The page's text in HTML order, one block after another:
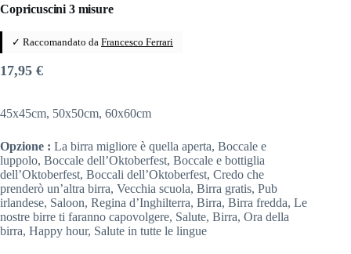
Copricuscini 3 misure
✓ Raccomandato da Francesco Ferrari
17,95 €
45x45cm, 50x50cm, 60x60cm
Opzione : La birra migliore è quella aperta, Boccale e
luppolo, Boccale dell’Oktoberfest, Boccale e bottiglia
dell’Oktoberfest, Boccali dell’Oktoberfest, Credo che
prenderò un’altra birra, Vecchia scuola, Birra gratis, Pub
irlandese, Saloon, Regina d’Inghilterra, Birra, Birra fredda, Le
nostre birre ti faranno capovolgere, Salute, Birra, Ora della
birra, Happy hour, Salute in tutte le lingue